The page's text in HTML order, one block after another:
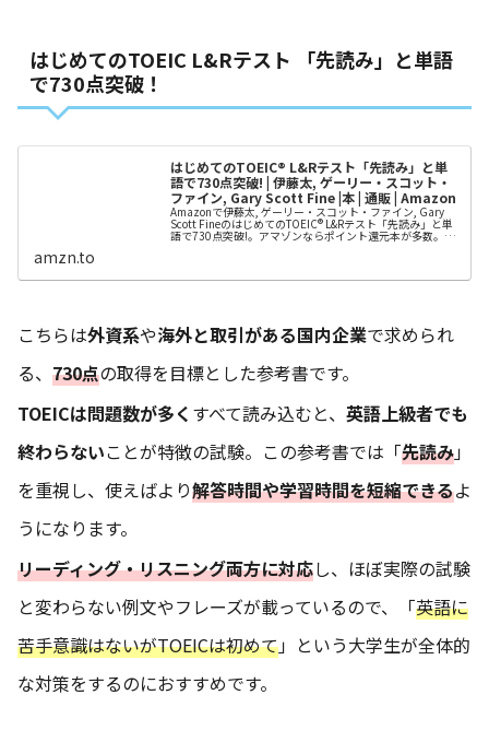
はじめてのTOEIC L&Rテスト 「先読み」と単語
で730点突破！
はじめてのTOEIC® L&Rテスト「先読み」と単
語で730点突破! | 伊藤太, ゲーリー・スコット・
ファイン, Gary Scott Fine |本 | 通販 | Amazon
Amazonで伊藤太, ゲーリー・スコット・ファイン, Gary
Scott FineのはじめてのTOEIC® L&Rテスト「先読み」と単
語で730点突破!。アマゾンならポイント還元本が多数。伊
amzn.to
こちらは外資系や海外と取引がある国内企業で求められ
る、 730点の取得を目標とした参考書です。
TOEICは問題数が多く すべて読み込むと、 英語上級者でも
終わらないことが特徴の試験。この参考書では「先読み」
を重視し、使えばより解答時間や学習時間を短縮できるよ
うになります。
リーディング・リスニング両方に対応し、ほぼ実際の試験
と変わらない例文やフレーズが載っているので、「英語に
苦手意識はないがTOEICは初めて」という大学生が全体的
な対策をするのにおすすめです。